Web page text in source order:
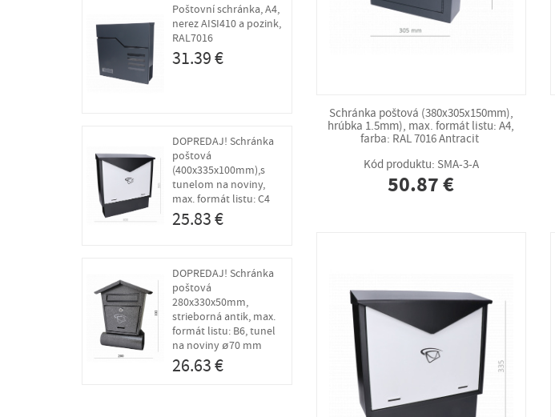
Poštovní schránka, A4,
nerez AISI410 a pozink,
RAL7016
31.39 €
DOPREDAJ! Schránka
poštová
(400x335x100mm),s
tunelom na noviny,
max. formát listu: C4
25.83 €
DOPREDAJ! Schránka
poštová
280x330x50mm,
strieborná antik, max.
formát listu: B6, tunel
na noviny ø70 mm
26.63 €
Schránka poštová (380x305x150mm),
hrúbka 1.5mm), max. formát listu: A4,
farba: RAL 7016 Antracit
Kód produktu: SMA-3-A
50.87 €